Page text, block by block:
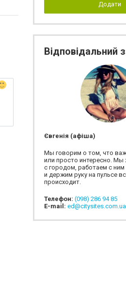
Додати
Відповідальний
Євгенія (афіша)
Мы говорим о том, что
или просто интересно. Мы
с городом, работаем с
и держим руку на пульсе
происходит.
Телефон: (098) 286 94 85
E-mail: ed@citysites.com.ua